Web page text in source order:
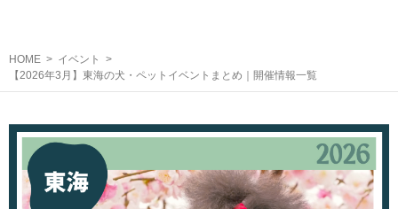
HOME
イベント
【2026年3月】東海の犬・ペットイベントまとめ｜開催情報一覧